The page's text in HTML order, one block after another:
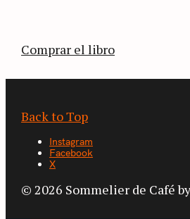
Comprar el libro
Back to Top
Instagram
Facebook
X
© 2026 Sommelier de Café